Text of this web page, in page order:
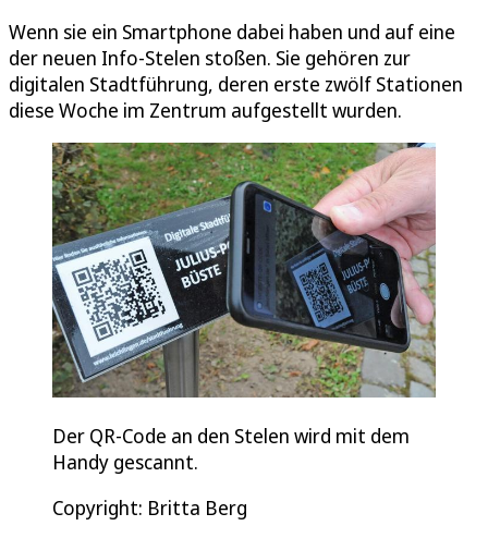
Wenn sie ein Smartphone dabei haben und auf eine
der neuen Info-Stelen stoßen. Sie gehören zur
digitalen Stadtführung, deren erste zwölf Stationen
diese Woche im Zentrum aufgestellt wurden.
Der QR-Code an den Stelen wird mit dem
Handy gescannt.
Copyright: Britta Berg